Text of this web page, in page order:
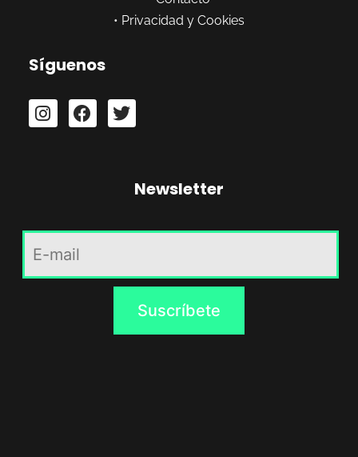
• Privacidad y Cookies
Síguenos
Newsletter